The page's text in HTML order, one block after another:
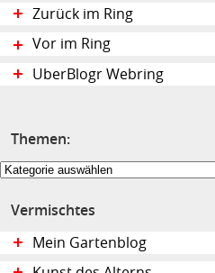
Zurück im Ring
Vor im Ring
UberBlogr Webring
Themen:
Themen:
Vermischtes
Mein Gartenblog